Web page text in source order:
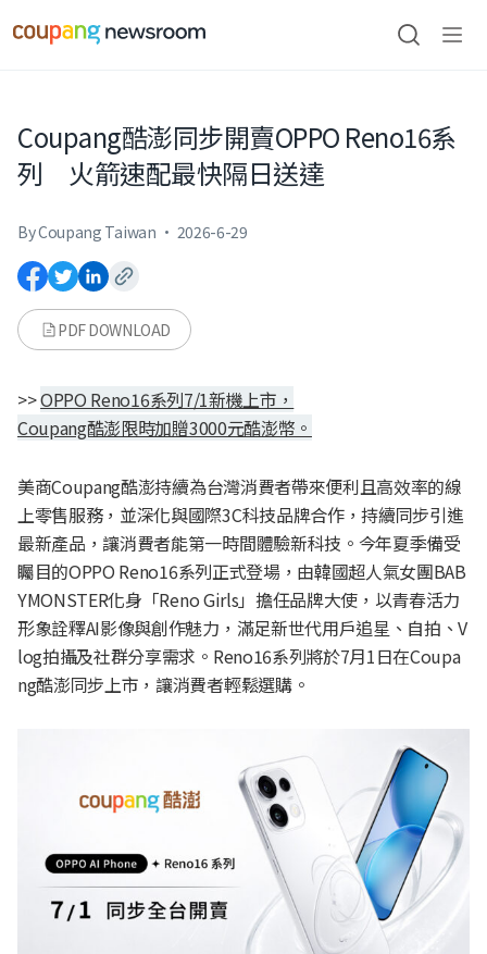
건너뛰기
검색
Coupang酷澎同步開賣OPPO Reno16系
列 火箭速配最快隔日送達
By Coupang Taiwan · 2026-6-29
PDF DOWNLOAD
>>OPPO Reno16系列7/1新機上市，
Coupang酷澎限時加贈3000元酷澎幣。
美商Coupang酷澎持續為台灣消費者帶來便利且高效率的線
上零售服務，並深化與國際3C科技品牌合作，持續同步引進
最新產品，讓消費者能第一時間體驗新科技。今年夏季備受
矚目的OPPO Reno16系列正式登場，由韓國超人氣女團BAB
YMONSTER化身「Reno Girls」擔任品牌大使，以青春活力
形象詮釋AI影像與創作魅力，滿足新世代用戶追星、自拍、V
log拍攝及社群分享需求。Reno16系列將於7月1日在Coupa
ng酷澎同步上市，讓消費者輕鬆選購。